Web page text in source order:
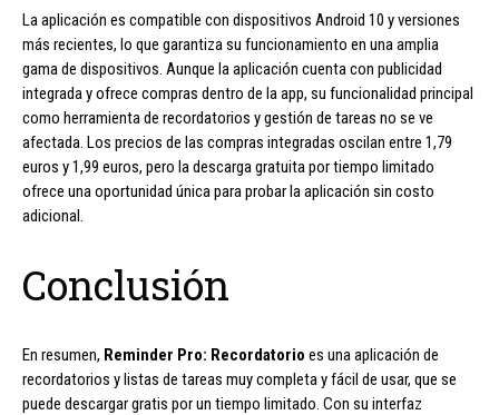
La aplicación es compatible con dispositivos Android 10 y versiones
más recientes, lo que garantiza su funcionamiento en una amplia
gama de dispositivos. Aunque la aplicación cuenta con publicidad
integrada y ofrece compras dentro de la app, su funcionalidad principal
como herramienta de recordatorios y gestión de tareas no se ve
afectada. Los precios de las compras integradas oscilan entre 1,79
euros y 1,99 euros, pero la descarga gratuita por tiempo limitado
ofrece una oportunidad única para probar la aplicación sin costo
adicional.
Conclusión
En resumen, Reminder Pro: Recordatorio es una aplicación de
recordatorios y listas de tareas muy completa y fácil de usar, que se
puede descargar gratis por un tiempo limitado. Con su interfaz